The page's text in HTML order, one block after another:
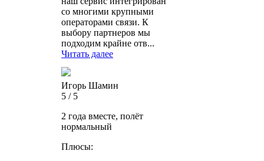
со многими крупными
операторами связи. К
выбору партнеров мы
подходим крайне отв...
Читать далее
Игорь Шамин
5 / 5
2 года вместе, полёт
нормальный
Плюсы: